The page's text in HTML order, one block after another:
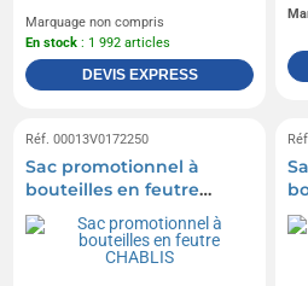
Marquage non compris
En stock : 1 992 articles
DEVIS EXPRESS
Réf. 00013V0172250
Sac promotionnel à
bouteilles en feutre
CHABLIS